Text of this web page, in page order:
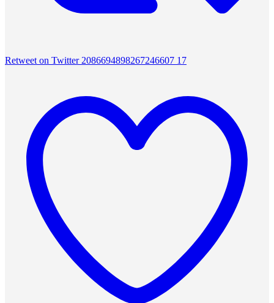
Retweet on Twitter 2086694898267246607 17